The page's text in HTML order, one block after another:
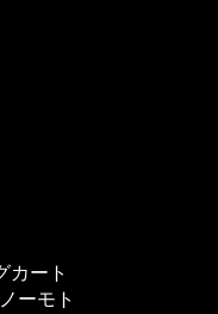
カート
ーモト